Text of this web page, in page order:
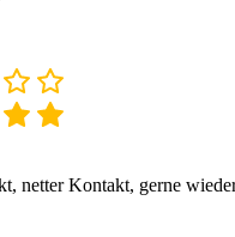
netter Kontakt, gerne